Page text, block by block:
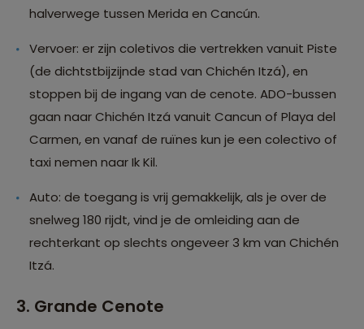
halverwege tussen Merida en Cancún.
Vervoer: er zijn coletivos die vertrekken vanuit Piste
(de dichtstbijzijnde stad van Chichén Itzá), en
stoppen bij de ingang van de cenote. ADO-bussen
gaan naar Chichén Itzá vanuit Cancun of Playa del
Carmen, en vanaf de ruïnes kun je een colectivo of
taxi nemen naar Ik Kil.
Auto: de toegang is vrij gemakkelijk, als je over de
snelweg 180 rijdt, vind je de omleiding aan de
rechterkant op slechts ongeveer 3 km van Chichén
Itzá.
3. Grande Cenote